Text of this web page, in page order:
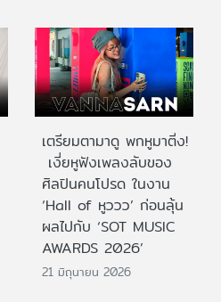
เตรียมตามาดู พกหูมาติ่ง!
เงี่ยหูฟังเพลงลับของ
ศิลปินคนโปรด ในงาน
‘Hall of หูววว’ ก่อนลุ้น
ผลไปกับ ‘SOT MUSIC
AWARDS 2026’
21 มิถุนายน 2026